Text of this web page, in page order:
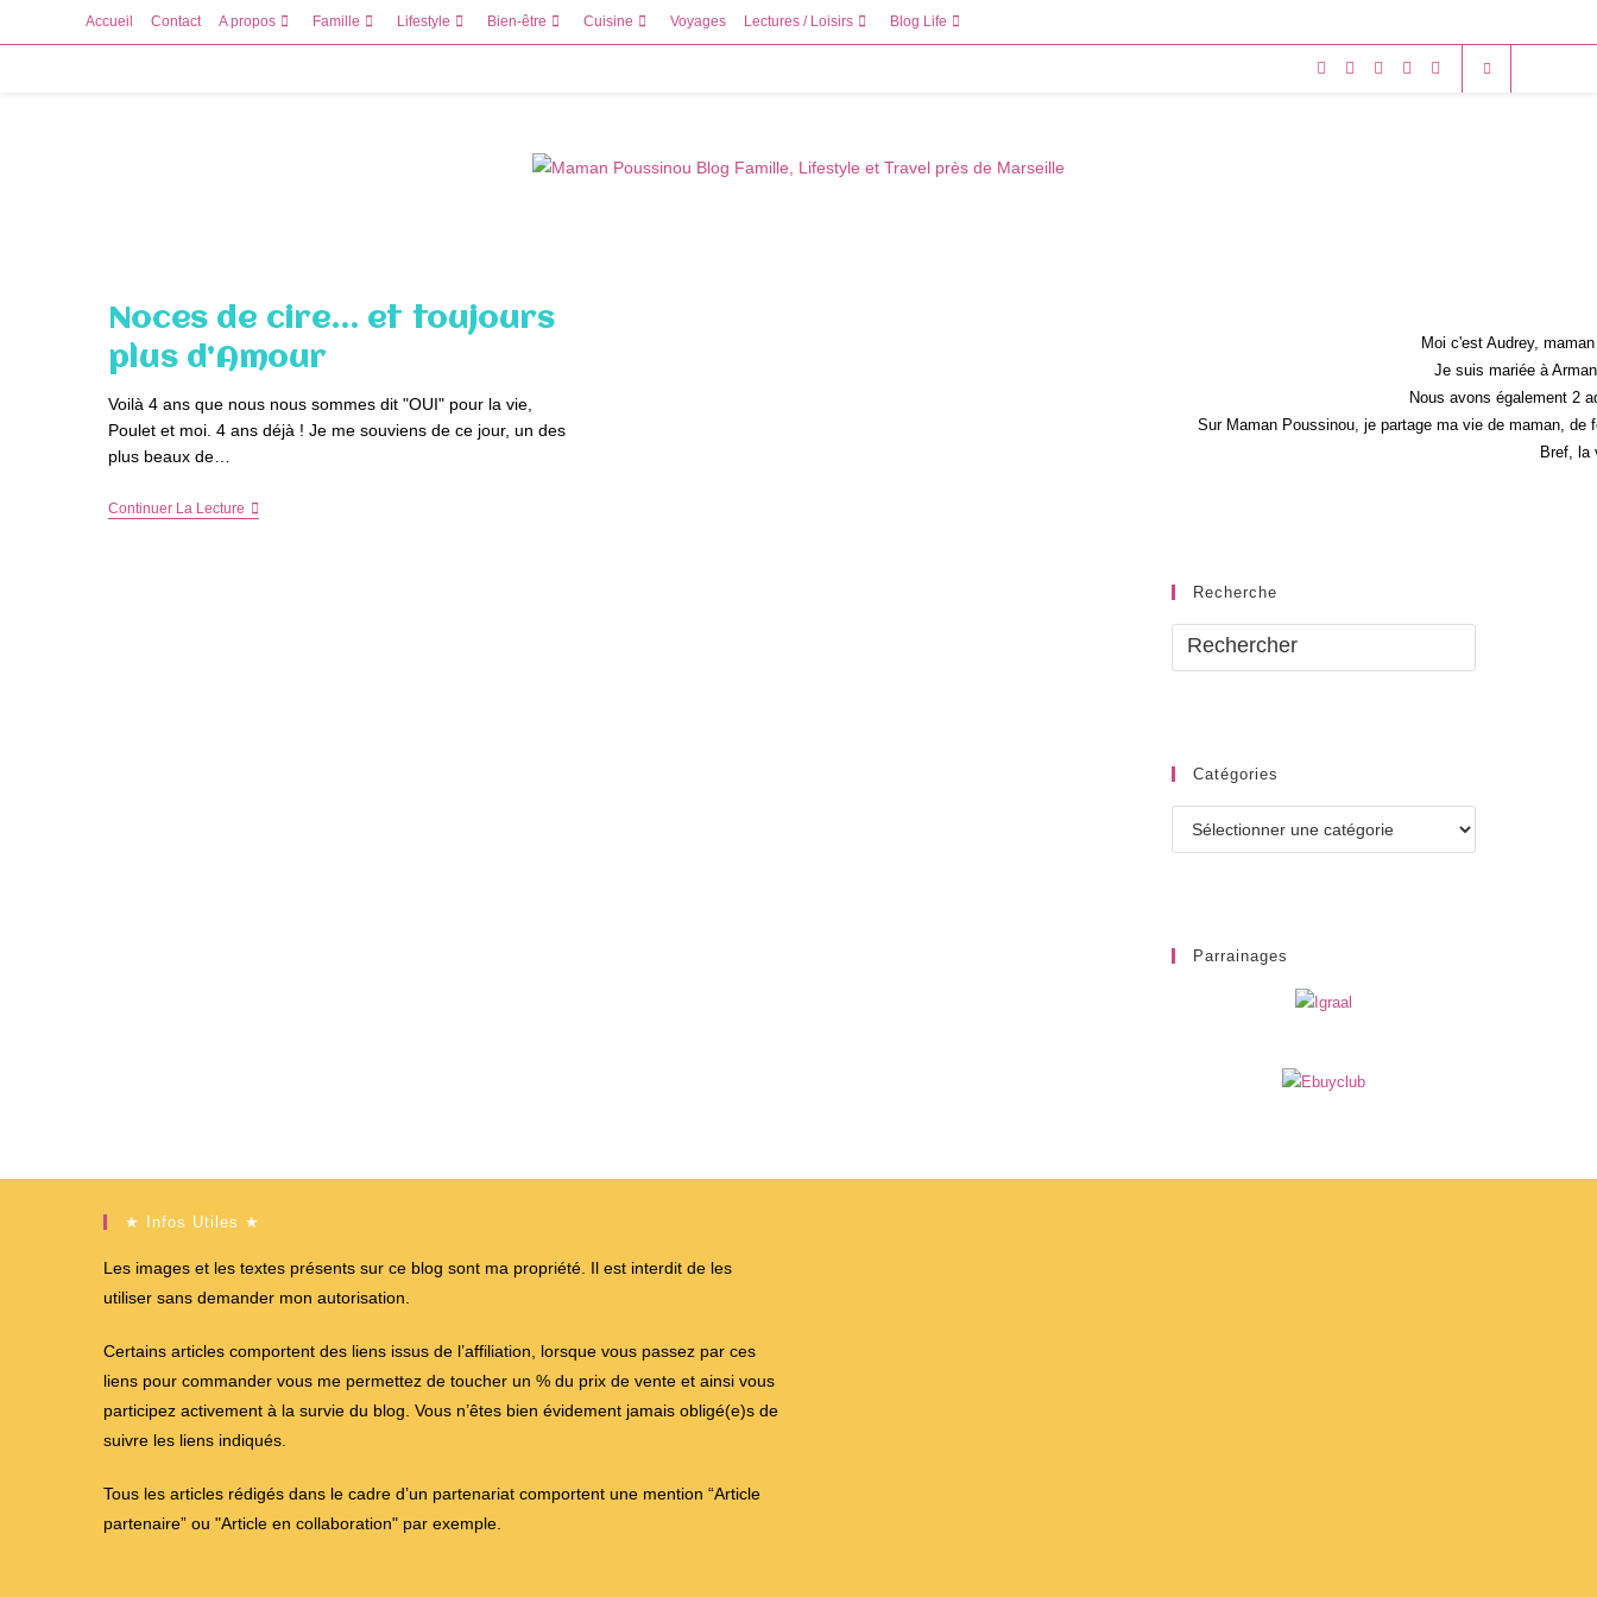
to
Accueil Contact A propos Famille Lifestyle Bien-être Cuisine Voyages Lectures / Loisirs Blog Life
Noces de cire… et toujours
plus d’Amour
Voilà 4 ans que nous nous sommes dit "OUI" pour la vie,
Poulet et moi. 4 ans déjà ! Je me souviens de ce jour, un des
plus beaux de…
Continuer La LectureNoces
Moi c'est Audrey,
Je suis mariée à
Nous avons également 2
Sur Maman Poussinou, je partage ma vie de maman,
Bref, la
Recherche
Catégories
Parrainages
★ Infos Utiles ★
Les images et les textes présents sur ce blog sont ma propriété. Il est interdit de les
utiliser sans demander mon autorisation.
Certains articles comportent des liens issus de l’affiliation, lorsque vous passez par ces
liens pour commander vous me permettez de toucher un % du prix de vente et ainsi vous
participez activement à la survie du blog. Vous n’êtes bien évidement jamais obligé(e)s de
suivre les liens indiqués.
Tous les articles rédigés dans le cadre d’un partenariat comportent une mention “Article
partenaire” ou "Article en collaboration" par exemple.